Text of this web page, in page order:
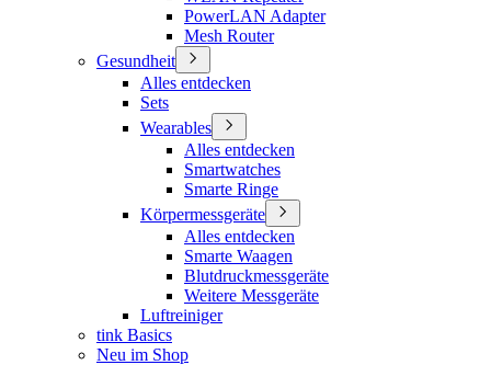
PowerLAN Adapter
Mesh Router
Gesundheit
Alles entdecken
Sets
Wearables
Alles entdecken
Smartwatches
Smarte Ringe
Körpermessgeräte
Alles entdecken
Smarte Waagen
Blutdruckmessgeräte
Weitere Messgeräte
Luftreiniger
tink Basics
Neu im Shop